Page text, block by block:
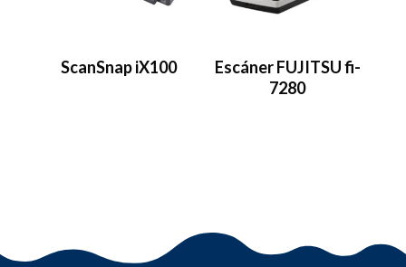
ScanSnap iX100
Escáner FUJITSU fi-
7280